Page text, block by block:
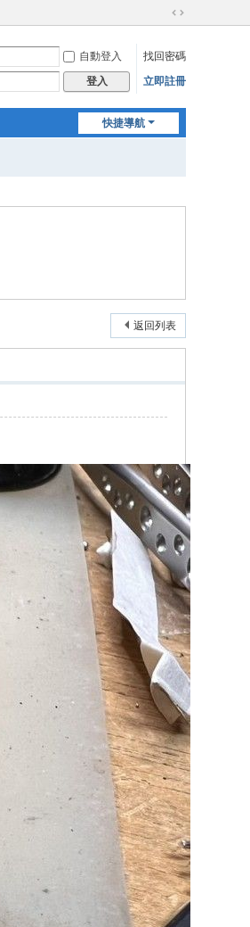
切
到
寬
自動登入
找回密碼
登入 立即註冊
快捷導航
返回列表